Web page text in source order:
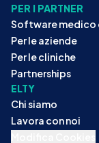
PER I PARTNER
Software medico
Per le aziende
Per le cliniche
Partnerships
ELTY
Chi siamo
Lavora con noi